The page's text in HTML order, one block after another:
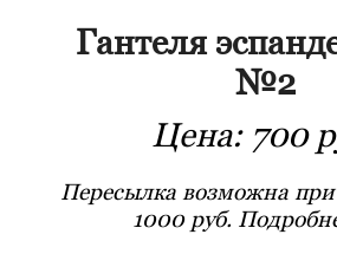
Гантеля
№2
Цена: 700
Пересылка возможна при
1000 руб.